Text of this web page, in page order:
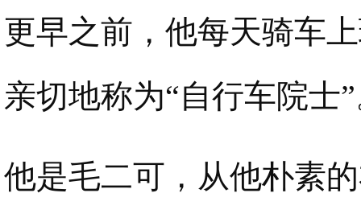
更早之前，他每天骑车
亲切地称为“自行车院士
他是毛二可，从他朴素